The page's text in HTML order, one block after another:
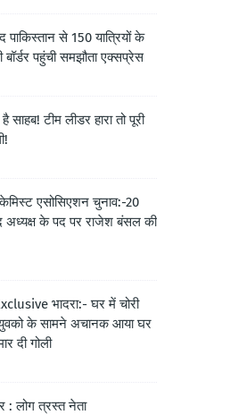
पाकिस्तान से 150 यात्रियों के
बॉर्डर पहुंची समझौता एक्सप्रेस
साहब! टीम लीडर हारा तो पूरी
एसोसिएशन चुनाव:-20
अध्यक्ष के पद पर राजेश बंसल की
भादरा:- घर में चोरी
के सामने अचानक आया घर
दी गोली
: लोग त्रस्त नेता